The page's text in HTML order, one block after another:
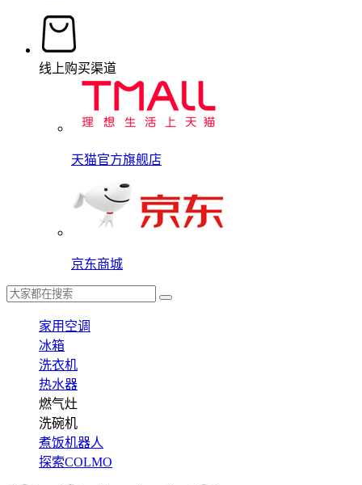
线上购买渠道
天猫官方旗舰店
京东商城
家用空调
冰箱
洗衣机
热水器
燃气灶
洗碗机
煮饭机器人
探索COLMO